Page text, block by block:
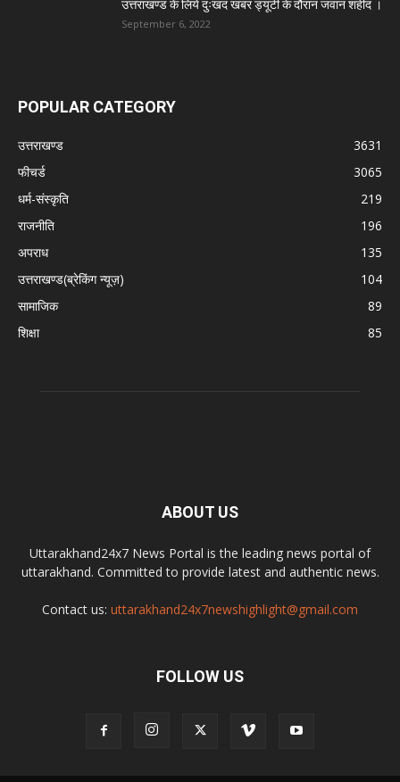
उत्तराखण्ड के लिये दुःखद खबर ड्यूटी के दौरान जवान शहीद ।
September 6, 2022
POPULAR CATEGORY
उत्तराखण्ड
3631
फीचर्ड
3065
धर्म-संस्कृति
219
राजनीति
196
अपराध
135
उत्तराखण्ड(ब्रेकिंग न्यूज़)
104
सामाजिक
89
शिक्षा
85
ABOUT US
Uttarakhand24x7 News Portal is the leading news portal of
uttarakhand. Committed to provide latest and authentic news.
Contact us: uttarakhand24x7newshighlight@gmail.com
FOLLOW US